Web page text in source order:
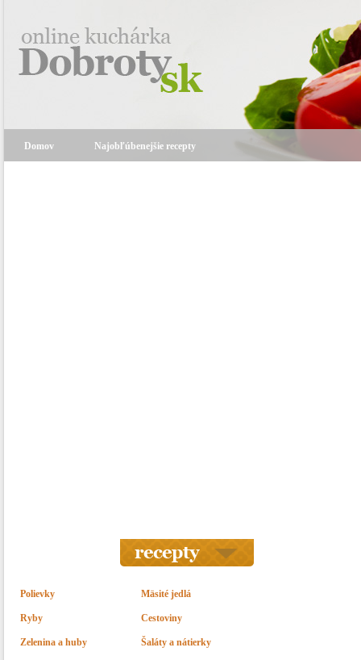
Domov Najobľúbenejšie recepty
Polievky Mäsité jedlá
Ryby Cestoviny
Zelenina a huby Šaláty a nátierky